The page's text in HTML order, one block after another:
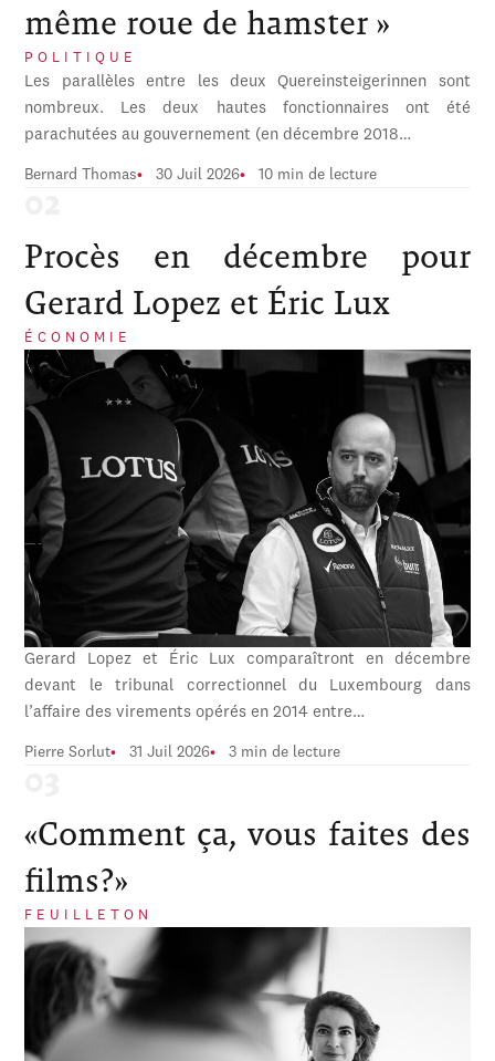
même roue de hamster »
POLITIQUE
Les parallèles entre les deux Quereinsteigerinnen sont
nombreux. Les deux hautes fonctionnaires ont été
parachutées au gouvernement (en décembre 2018…
Bernard Thomas 30 Juil 2026 10 min de lecture
Procès en décembre pour
Gerard Lopez et Éric Lux
ÉCONOMIE
Gerard Lopez et Éric Lux comparaîtront en décembre
devant le tribunal correctionnel du Luxembourg dans
l’affaire des virements opérés en 2014 entre…
Pierre Sorlut 31 Juil 2026 3 min de lecture
«Comment ça, vous faites des
films?»
FEUILLETON